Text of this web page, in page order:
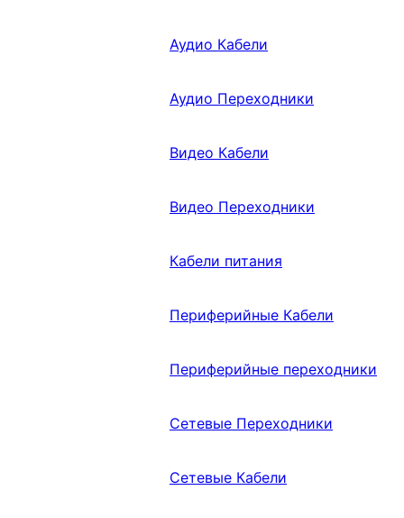
Аудио Кабели
Аудио Переходники
Видео Кабели
Видео Переходники
Кабели питания
Периферийные Кабели
Периферийные переходники
Сетевые Переходники
Сетевые Кабели